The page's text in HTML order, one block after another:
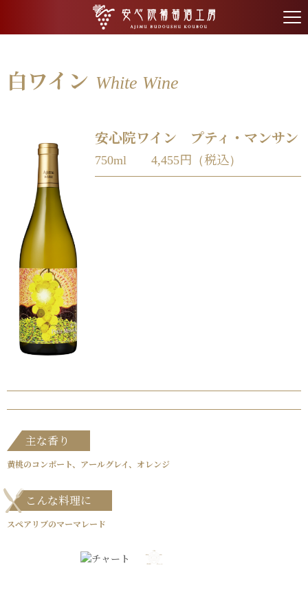
白ワイン White Wine
安心院ワイン プティ・マンサン
750ml 4,455円（税込）
主な香り
黄桃のコンポート、アールグレイ、オレンジ
こんな料理に
スペアリブのマーマレード